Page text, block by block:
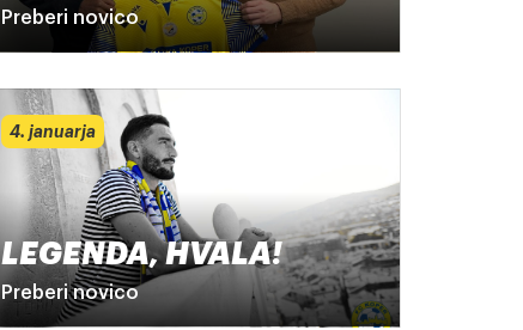
Preberi novico
4. januarja
LEGENDA, HVALA!
Preberi novico